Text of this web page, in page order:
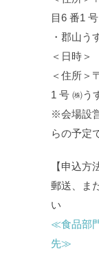
目6 番1
・郡山う
＜日時＞
＜住所＞
1 号 ㈱う
※会場設
らの予定
【申込方
郵送、ま
い
≪食品部
先≫